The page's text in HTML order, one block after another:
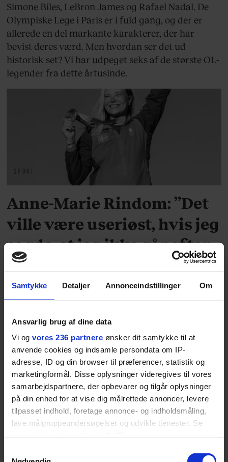
Samtykke Detaljer Annonceindstillinger Om
Ansvarlig brug af dine data
Vi og vores 236 partnere ønsker dit samtykke til at
anvende cookies og indsamle persondata om IP-
adresse, ID og din browser til præferencer, statistik og
marketingformål. Disse oplysninger videregives til vores
samarbejdspartnere, der opbevarer og tilgår oplysninger
på din enhed for at vise dig målrettede annoncer, levere
tilpasset indhold, foretage annonce- og indholdsmåling,
lave målgruppeundersøgelser og udvikle tjenester. Se
tilbage eller ændre indstillinger fra vores
Simone Biles, LeBron James og Rafael Nadal. De
Olympiske Lege i Paris er i fuld gang, og der er
allerede en del markante karakterer, der har
bevist deres værd. Men hvordan ser det ud
historisk set? Vi har udpeget seks af de største OL-
legender fra dette årtusinde.
SPORT
Anne-Marie Rindom: ”Det
ville være useriøst, hvis jeg
sagde, at jeg ikke går efter
en medalje”
Hvem husker ikke det dramatiske øjeblik til OL i
2021, hvor den danske sejler Anne-Marie Rindom
undervejs alligevel endte med at sejle en dansk
guldmedalje, og hendes første af slagsen, hjem? Nu
skal Rindom så forsvare medaljen, når hun for
fjerde gang skal repræsentere Danmark til et OL.
Vi har talt med hende om forberedelser, ritualer og
farvandet ud for Marseille, hvor
sejladsdisciplinerne løber af stablen.